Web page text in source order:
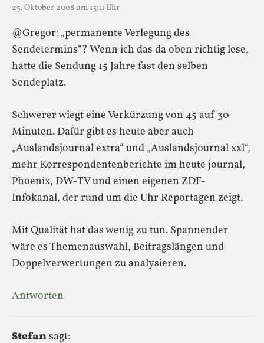
25. Oktober 2008 um 13:11 Uhr
@Gregor: „permanente Verlegung des
Sendetermins“? Wenn ich das da oben richtig lese,
hatte die Sendung 15 Jahre fast den selben
Sendeplatz.
Schwerer wiegt eine Verkürzung von 45 auf 30
Minuten. Dafür gibt es heute aber auch
„Auslandsjournal extra“ und „Auslandsjournal xxl“,
mehr Korrespondentenberichte im heute journal,
Phoenix, DW-TV und einen eigenen ZDF-
Infokanal, der rund um die Uhr Reportagen zeigt.
Mit Qualität hat das wenig zu tun. Spannender
wäre es Themenauswahl, Beitragslängen und
Doppelverwertungen zu analysieren.
Antworten
Stefansagt: